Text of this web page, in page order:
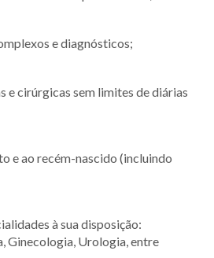
e diagnósticos;
e cirúrgicas sem limites de diárias
e ao recém-nascido (incluindo
à sua disposição:
Ginecologia, Urologia, entre